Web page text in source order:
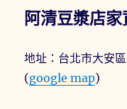
阿清豆漿店家
地址：台北市大安
(google map)